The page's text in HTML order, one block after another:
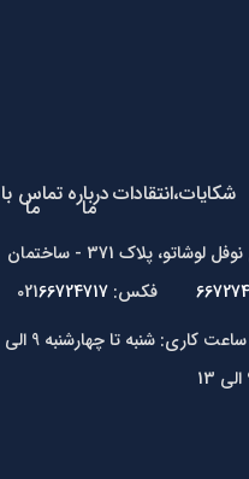
شکایات،انتقاداتدرباره
ما تماس با
ما
آدرس: تهران، خیابان حافظ، بعد از تقاطع نوفل لوشاتو، پلاک 371 - ساختمان
فکس: 021 66724717
پست الکترونیک: Info @ Ertebat.Co ساعت کاری: شنبه تا چهارشنبه 9 الی